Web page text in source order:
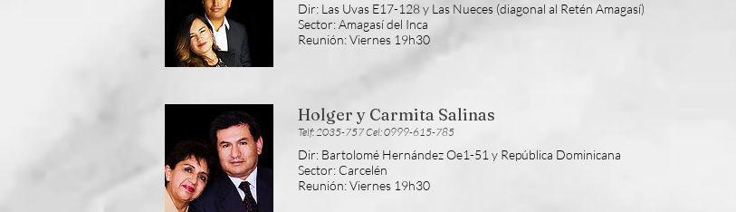
Dir: Las Uvas E17-128 y Las Nueces (diagonal al Retén Amagasí)
Sector: Amagasí del Inca
Reunión: Viernes 19h30
Holger y Carmita Salinas
Telf: 2035-757 Cel: 0999-615-785
Dir: Bartolomé Hernández Oe1-51 y República Dominicana
Sector: Carcelén
Reunión: Viernes 19h30